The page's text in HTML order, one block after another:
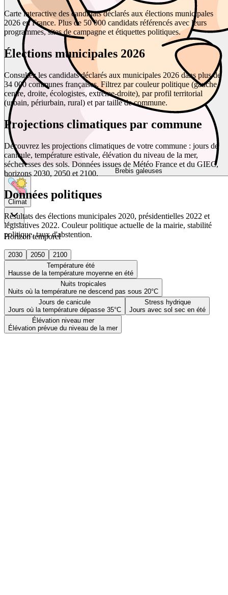
Brebis galeuses
Climat
Horizon temporel
2030 2050
2100
Température été
Hausse de la température moyenne en été
Nuits tropicales
Nuits où la température ne descend pas sous 20°C
Jours de canicule
Jours où la température dépasse 35°C
Stress hydrique
Jours avec sol sec en été
Élévation niveau mer
Élévation prévue du niveau de la mer
Carte interactive des candidats déclarés aux élections municipales
2026 en France. Plus de 50 000 candidats référencés avec leurs
programmes, sites de campagne et étiquettes politiques.
Élections municipales 2026
Consultez les candidats déclarés aux municipales 2026 dans plus de
34 000 communes françaises. Filtrez par couleur politique (gauche,
centre, droite, écologistes, extrême-droite), par profil territorial
(urbain, périurbain, rural) et par taille de commune.
Projections climatiques par commune
Découvrez les projections climatiques de votre commune : jours de
canicule, température estivale, élévation du niveau de la mer,
sécheresses des sols. Données issues de Météo France et du GIEC,
horizons 2030, 2050 et 2100.
Données politiques
Résultats des élections municipales 2020, présidentielles 2022 et
législatives 2022. Couleur politique actuelle de la mairie, stabilité
politique, taux d'abstention.